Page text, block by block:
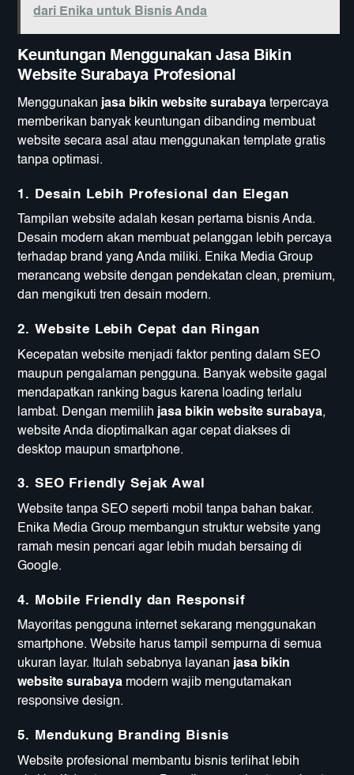
dari Enika untuk Bisnis Anda
Keuntungan Menggunakan Jasa Bikin
Website Surabaya Profesional
Menggunakan jasa bikin website surabaya terpercaya
memberikan banyak keuntungan dibanding membuat
website secara asal atau menggunakan template gratis
tanpa optimasi.
1. Desain Lebih Profesional dan Elegan
Tampilan website adalah kesan pertama bisnis Anda.
Desain modern akan membuat pelanggan lebih percaya
terhadap brand yang Anda miliki. Enika Media Group
merancang website dengan pendekatan clean, premium,
dan mengikuti tren desain modern.
2. Website Lebih Cepat dan Ringan
Kecepatan website menjadi faktor penting dalam SEO
maupun pengalaman pengguna. Banyak website gagal
mendapatkan ranking bagus karena loading terlalu
lambat. Dengan memilih jasa bikin website surabaya,
website Anda dioptimalkan agar cepat diakses di
desktop maupun smartphone.
3. SEO Friendly Sejak Awal
Website tanpa SEO seperti mobil tanpa bahan bakar.
Enika Media Group membangun struktur website yang
ramah mesin pencari agar lebih mudah bersaing di
Google.
4. Mobile Friendly dan Responsif
Mayoritas pengguna internet sekarang menggunakan
smartphone. Website harus tampil sempurna di semua
ukuran layar. Itulah sebabnya layanan jasa bikin
website surabaya modern wajib mengutamakan
responsive design.
5. Mendukung Branding Bisnis
Website profesional membantu bisnis terlihat lebih